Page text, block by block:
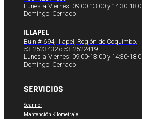
Lunes a Viernes: 09:00-13:00 y 14:30-
Domingo: Cerrado
ILLAPEL
Buin # 694, Illapel, Región de Coquimbo.
53-2523432 o 53-2522419
Lunes a Viernes: 09:00-13:00 y 14:30-
Domingo: Cerrado
SERVICIOS
Scanner
Mantención Kilometraje